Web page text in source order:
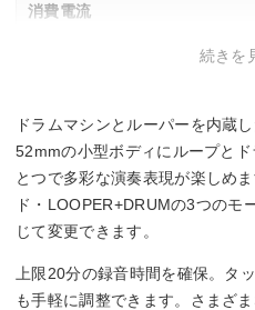
消費電流
–
42x52x93.5 mm
重量
続きを
ドラムマシンとルーパーを内蔵
52mmの小型ボディにループと
とつで多彩な演奏表現が楽しめ
ド・LOOPER+DRUMの3つのモ
じて変更できます。
上限20分の録音時間を確保。タ
も手軽に調整できます。さまざ